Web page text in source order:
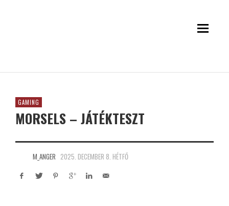
GAMING
MORSELS – JÁTÉKTESZT
M_ANGER 2025. DECEMBER 8. HÉTFŐ